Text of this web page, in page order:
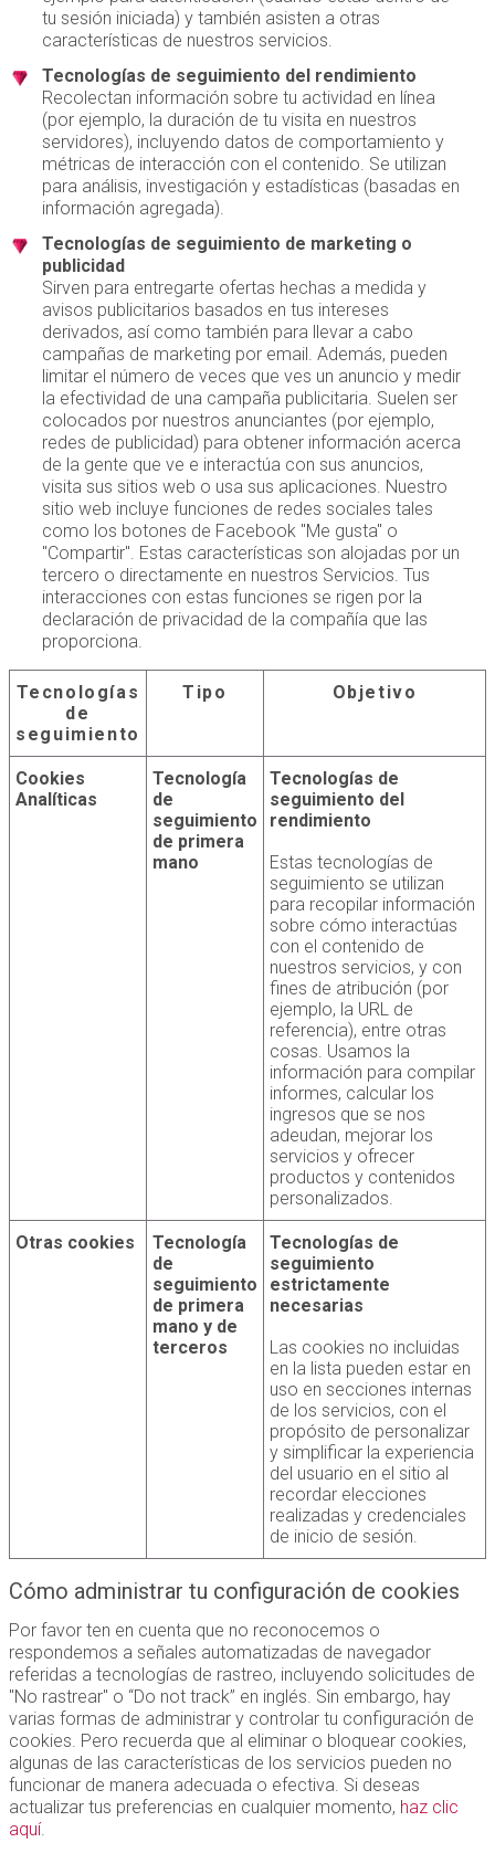
tu sesión iniciada) y también asisten a otras
características de nuestros servicios.
Tecnologías de seguimiento del rendimiento
Recolectan información sobre tu actividad en línea
(por ejemplo, la duración de tu visita en nuestros
servidores), incluyendo datos de comportamiento y
métricas de interacción con el contenido. Se utilizan
para análisis, investigación y estadísticas (basadas en
información agregada).
Tecnologías de seguimiento de marketing o
publicidad
Sirven para entregarte ofertas hechas a medida y
avisos publicitarios basados en tus intereses
derivados, así como también para llevar a cabo
campañas de marketing por email. Además, pueden
limitar el número de veces que ves un anuncio y medir
la efectividad de una campaña publicitaria. Suelen ser
colocados por nuestros anunciantes (por ejemplo,
redes de publicidad) para obtener información acerca
de la gente que ve e interactúa con sus anuncios,
visita sus sitios web o usa sus aplicaciones. Nuestro
sitio web incluye funciones de redes sociales tales
como los botones de Facebook "Me gusta" o
"Compartir". Estas características son alojadas por un
tercero o directamente en nuestros Servicios. Tus
interacciones con estas funciones se rigen por la
declaración de privacidad de la compañía que las
proporciona.
Tecnologías
de
seguimiento
Tipo Objetivo
Cookies
Analíticas
Tecnología
de
seguimiento
de primera
mano
Tecnologías de
seguimiento del
rendimiento
Estas tecnologías de
seguimiento se utilizan
para recopilar información
sobre cómo interactúas
con el contenido de
nuestros servicios, y con
fines de atribución (por
ejemplo, la URL de
referencia), entre otras
cosas. Usamos la
información para compilar
informes, calcular los
ingresos que se nos
adeudan, mejorar los
servicios y ofrecer
productos y contenidos
personalizados.
Otras cookies
Tecnología
de
seguimiento
de primera
mano y de
terceros
Tecnologías de
seguimiento
estrictamente
necesarias
Las cookies no incluidas
en la lista pueden estar en
uso en secciones internas
de los servicios, con el
propósito de personalizar
y simplificar la experiencia
del usuario en el sitio al
recordar elecciones
realizadas y credenciales
de inicio de sesión.
Cómo administrar tu configuración de cookies
Por favor ten en cuenta que no reconocemos o
respondemos a señales automatizadas de navegador
referidas a tecnologías de rastreo, incluyendo solicitudes de
"No rastrear" o “Do not track” en inglés. Sin embargo, hay
varias formas de administrar y controlar tu configuración de
cookies. Pero recuerda que al eliminar o bloquear cookies,
algunas de las características de los servicios pueden no
funcionar de manera adecuada o efectiva. Si deseas
actualizar tus preferencias en cualquier momento, haz clic
aquí.